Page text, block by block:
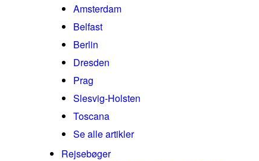
Amsterdam
Belfast
Berlin
Dresden
Prag
Slesvig-Holsten
Toscana
Se alle artikler
Rejsebøger